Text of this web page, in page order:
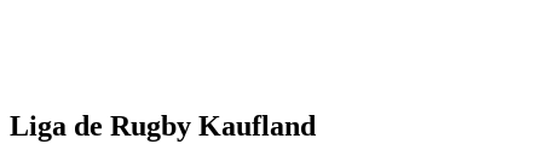
Liga de Rugby Kaufland